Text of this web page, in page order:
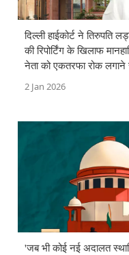
दिल्ली हाईकोर्ट ने तिरुपति
की रिपोर्टिंग के खिलाफ
नेता को एकतरफा रोक लगाने
2 Jan 2026
'जब भी कोई नई अदालत